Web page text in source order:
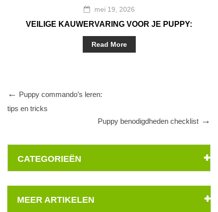
mei 19, 2026
VEILIGE KAUWERVARING VOOR JE PUPPY:
Read More
Puppy commando’s leren:
tips en tricks
Puppy benodigdheden checklist
CATEGORIEËN
MEER ARTIKELEN